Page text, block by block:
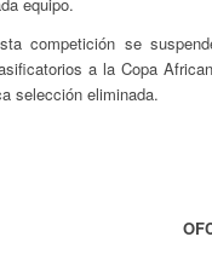
competición se
a la Copa
selección eliminada.